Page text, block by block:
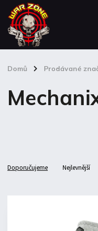
Domů / Prodávané
Doporučujeme Nejlevnější